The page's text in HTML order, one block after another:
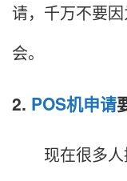
请，千万不要
会。
2. POS机申请
现在很多人